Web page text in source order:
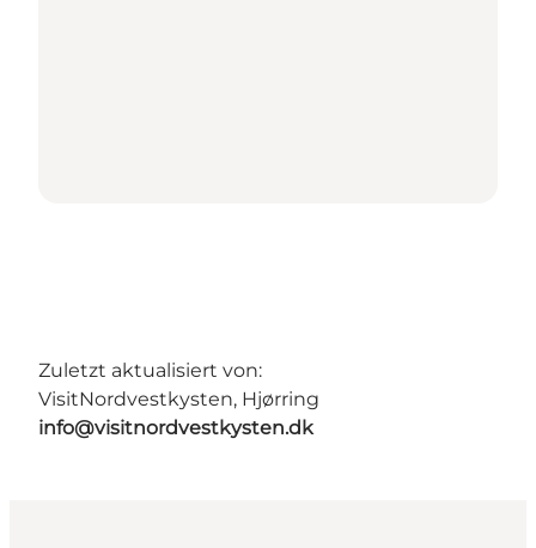
Zuletzt aktualisiert von:
VisitNordvestkysten, Hjørring
info@visitnordvestkysten.dk